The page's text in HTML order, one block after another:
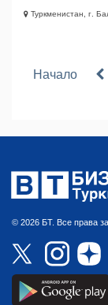
Туркменистан, г.
Начало
© 2026 БТ. Все права